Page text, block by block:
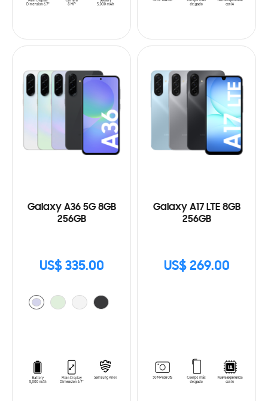
Galaxy A36 5G 8GB
256GB
US$ 335.00
Galaxy A17 LTE 8GB
256GB
US$ 269.00